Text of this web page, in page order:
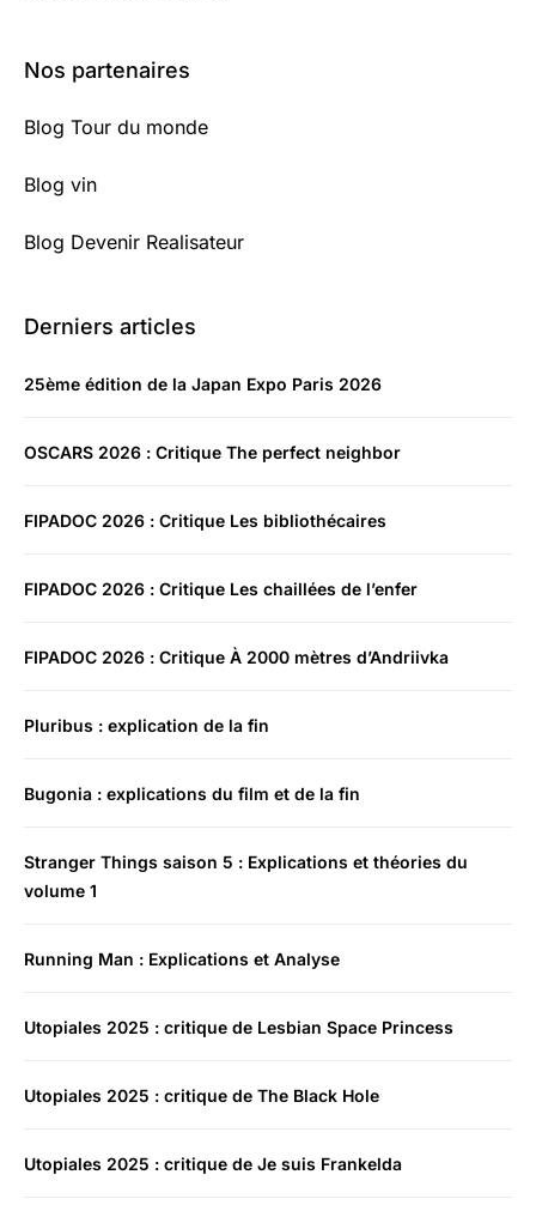
Nos partenaires
Blog Tour du monde
Blog vin
Blog Devenir Realisateur
Derniers articles
25ème édition de la Japan Expo Paris 2026
OSCARS 2026 : Critique The perfect neighbor
FIPADOC 2026 : Critique Les bibliothécaires
FIPADOC 2026 : Critique Les chaillées de l’enfer
FIPADOC 2026 : Critique À 2000 mètres d’Andriivka
Pluribus : explication de la fin
Bugonia : explications du film et de la fin
Stranger Things saison 5 : Explications et théories du
volume 1
Running Man : Explications et Analyse
Utopiales 2025 : critique de Lesbian Space Princess
Utopiales 2025 : critique de The Black Hole
Utopiales 2025 : critique de Je suis Frankelda